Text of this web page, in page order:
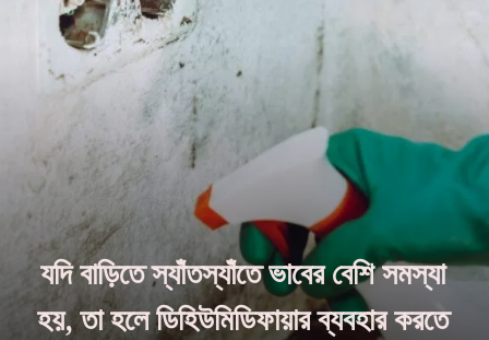
যদি বাড়িতে স্যাঁতস্যাঁতে ভাবের বেশি সমস্যা
হয়, তা হলে ডিহিউমিডিফায়ার ব্যবহার করতে